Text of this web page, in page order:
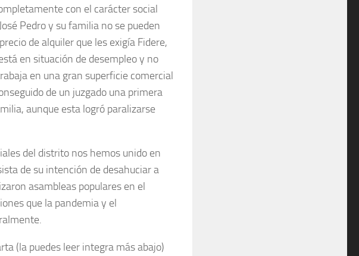
con el carácter social
Pedro y su familia no se pueden
de alquiler que les exigía Fidere,
en situación de desempleo y no
en una gran superficie comercial
de un juzgado una primera
aunque esta logró paralizarse
del distrito nos hemos unido en
de su intención de desahuciar a
asambleas populares en el
que la pandemia y el
(la puedes leer integra más abajo)